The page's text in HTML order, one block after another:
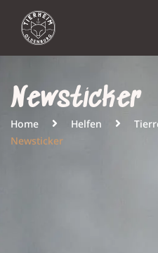
Newsticker
Home Helfen
Newsticker